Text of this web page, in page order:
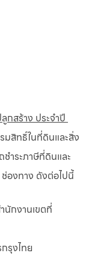
กสร้าง ประจำปี
มสิทธิ์ในที่ดินและสิ่ง
ชำระภาษีที่ดินและ
ช่องทาง ดังต่อไปนี้
นักงานเขตที่
รุงไทย